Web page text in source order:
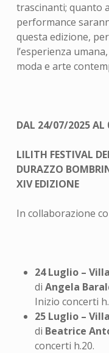
trascinanti; quanto
performance
questa edizione,
l’esperienza
moda e arte
DAL 24/07/2025
LILITH FESTIVAL
DURAZZO
XIV EDIZIONE
In collaborazione
24 Luglio –
di Angela
Inizio concerti
25 Luglio –
di Beatrice
concerti h.20.